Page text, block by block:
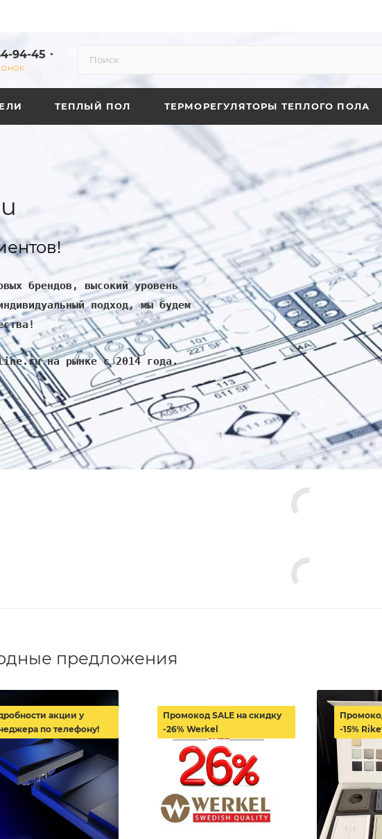
94-45
ТЕПЛЫЙ ПОЛ ТЕРМОРЕГУЛЯТОРЫ ТЕПЛОГО ПОЛА
брендов, высокий уровень
подход, мы будем
на рынке с 2014 года.
предложения
акции у
по телефону!
Промокод SALE на скидку
-26% Werkel
-15%